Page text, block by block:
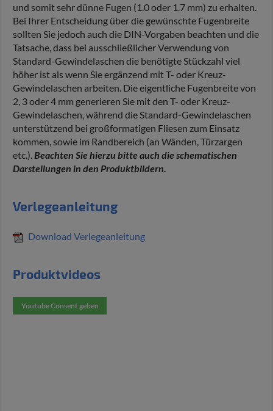
und somit sehr dünne Fugen (1.0 oder 1.7 mm) zu erhalten.
Bei Ihrer Entscheidung über die gewünschte Fugenbreite
sollten Sie jedoch auch die DIN-Vorgaben beachten und die
Tatsache, dass bei ausschließlicher Verwendung von
Standard-Gewindelaschen die benötigte Stückzahl viel
höher ist als wenn Sie ergänzend mit T- oder Kreuz-
Gewindelaschen arbeiten. Die eigentliche Fugenbreite von
2, 3 oder 4 mm generieren Sie mit den T- oder Kreuz-
Gewindelaschen, während die Standard-Gewindelaschen
unterstützend bei großformatigen Fliesen zum Einsatz
kommen, sowie im Randbereich (an Wänden, Türzargen
etc.). Beachten Sie hierzu bitte auch die schematischen
Darstellungen in den Produktbildern.
Verlegeanleitung
Download Verlegeanleitung
Produktvideos
Youtube Consent geben